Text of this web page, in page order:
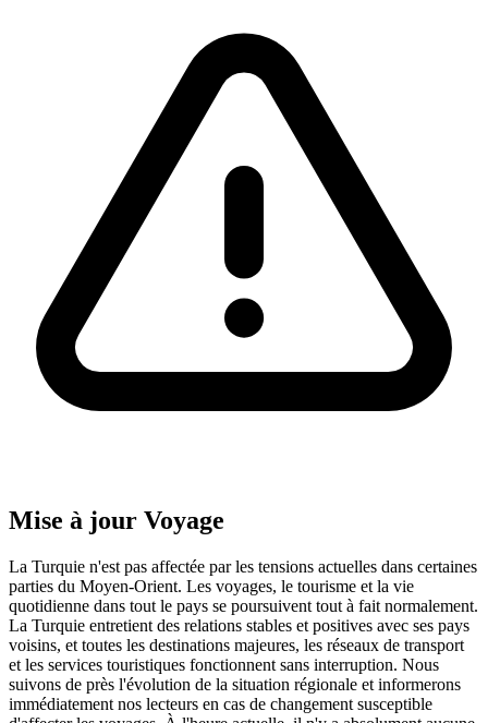
Mise à jour Voyage
La Turquie n'est pas affectée par les tensions actuelles dans certaines
parties du Moyen-Orient. Les voyages, le tourisme et la vie
quotidienne dans tout le pays se poursuivent tout à fait normalement.
La Turquie entretient des relations stables et positives avec ses pays
voisins, et toutes les destinations majeures, les réseaux de transport
et les services touristiques fonctionnent sans interruption. Nous
suivons de près l'évolution de la situation régionale et informerons
immédiatement nos lecteurs en cas de changement susceptible